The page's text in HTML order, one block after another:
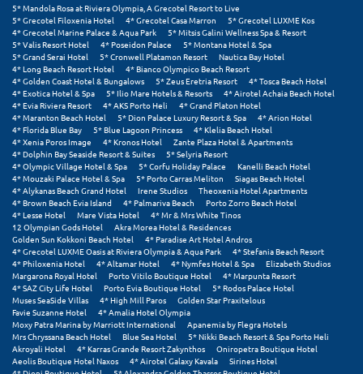
Ρίο
Ρόδος
Σ
Σαλαμίνα
Σαμοθράκη
Σάμος
Σαντορίνη
Σέριφος
Σέρρες
Σιθωνία
Σίκινος
Σίφνος
5* Mandola Rosa at Riviera Olympia, A Grecotel Resort to Live
5* Grecotel Filoxenia Hotel
4* Grecotel Casa Marron
5* Grecotel LUXME Kos
4* Grecotel Marine Palace & Aqua Park
5* Mitsis Galini Wellness Spa & Resort
5* Valis Resort Hotel
4* Poseidon Palace
5* Montana Hotel & Spa
5* Grand Serai Hotel
5* Cronwell Platamon Resort
Nautica Bay Hotel
4* Long Beach Resort Hotel
4* Bianco Olympico Beach Resort
4* Golden Coast Hotel & Bungalows
5* Zeus Eretria Resort
4* Tosca Beach Hotel
4* Exotica Hotel & Spa
5* Ilio Mare Hotels & Resorts
4* Airotel Achaia Beach Hotel
4* Evia Riviera Resort
4* AKS Porto Heli
4* Grand Platon Hotel
4* Maranton Beach Hotel
5* Dion Palace Luxury Resort & Spa
4* Arion Hotel
4* Florida Blue Bay
5* Blue Lagoon Princess
4* Klelia Beach Hotel
4* Xenia Poros Image
4* Kronos Hotel
Zante Plaza Hotel & Apartments
4* Dolphin Bay Seaside Resort & Suites
5* Selyria Resort
4* Olympic Village Hotel & Spa
5* Corfu Holiday Palace
Kanelli Beach Hotel
4* Mouzaki Palace Hotel & Spa
5* Porto Carras Meliton
Siagas Beach Hotel
4* Alykanas Beach Grand Hotel
Irene Studios
Theoxenia Hotel Apartments
4* Brown Beach Evia Island
4* Palmariva Beach
Porto Zorro Beach Hotel
4* Lesse Hotel
Mare Vista Hotel
4* Mr & Mrs White Tinos
12 Olympian Gods Hotel
Akra Morea Hotel & Residences
Golden Sun Kokkoni Beach Hotel
4* Paradise Art Hotel Andros
4* Grecotel LUXME Oasis at Riviera Olympia & Aqua Park
4* Stefania Beach Resort
4* Philoxenia Hotel
4* Altamar Hotel 4* Nymfes Hotel & Spa
Elizabeth Studios
Margarona Royal Hotel
Porto Vitilo Boutique Hotel
4* Marpunta Resort
4* SAZ City Life Hotel
Porto Evia Boutique Hotel
5* Rodos Palace Hotel
Muses SeaSide Villas
4* High Mill Paros
Golden Star Praxitelous
Favie Suzanne Hotel
4* Amalia Hotel Olympia
Moxy Patra Marina by Marriott International
Apanemia by Flegra Hotels
Mrs Chryssana Beach Hotel
Blue Sea Hotel
5* Nikki Beach Resort & Spa Porto Heli
Akroyali Hotel
4* Karras Grande Resort Zakynthos
Oniropetra Boutique Hotel
Aeolis Boutique Hotel Naxos
4* Airotel Galaxy Kavala
Sirines Hotel